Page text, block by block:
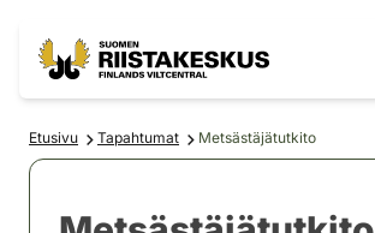
Etusivu Tapahtumat Metsästäjätutkito